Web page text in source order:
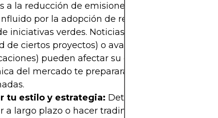
a la reducción de emisiones verificada, y su
por la adopción de regulaciones más
iniciativas verdes. Noticias negativas (ej.
de ciertos proyectos) o avances clave (ej. nuevas
pueden afectar su cotización. Entender
del mercado te preparará para tomar
tu estilo y estrategia: Determina si tu enfoque
a largo plazo o hacer trading activo, o una